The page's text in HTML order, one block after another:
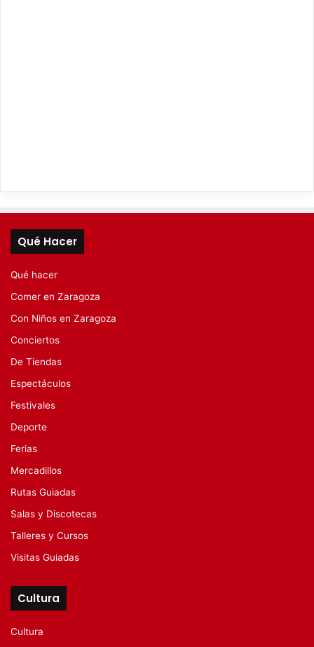
Qué Hacer
Qué hacer
Comer en Zaragoza
Con Niños en Zaragoza
Conciertos
De Tiendas
Espectáculos
Festivales
Deporte
Ferias
Mercadillos
Rutas Guiadas
Salas y Discotecas
Talleres y Cursos
Visitas Guiadas
Cultura
Cultura